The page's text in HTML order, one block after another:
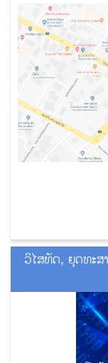
ວິໄສທັດ, ຍຸດທະສ